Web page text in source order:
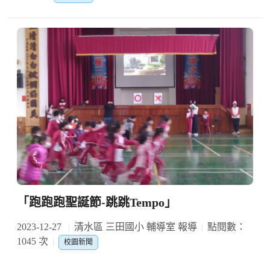
「跑跑跑聖誕節-跳跳Tempo」
2023-12-27 清水區 三田國小 輔導室 報導
點閱數：
1045 次
校園新聞